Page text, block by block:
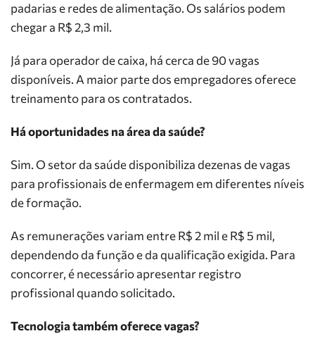
padarias e redes de alimentação. Os salários podem
chegar a R$ 2,3 mil.
Já para operador de caixa, há cerca de 90 vagas
disponíveis. A maior parte dos empregadores oferece
treinamento para os contratados.
Há oportunidades na área da saúde?
Sim. O setor da saúde disponibiliza dezenas de vagas
para profissionais de enfermagem em diferentes níveis
de formação.
As remunerações variam entre R$ 2 mil e R$ 5 mil,
dependendo da função e da qualificação exigida. Para
concorrer, é necessário apresentar registro
profissional quando solicitado.
Tecnologia também oferece vagas?